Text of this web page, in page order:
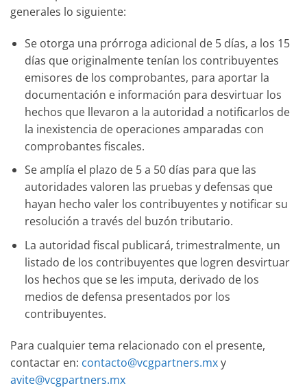
generales lo siguiente:
Se otorga una prórroga adicional de 5 días, a los 15
días que originalmente tenían los contribuyentes
emisores de los comprobantes, para aportar la
documentación e información para desvirtuar los
hechos que llevaron a la autoridad a notificarlos de
la inexistencia de operaciones amparadas con
comprobantes fiscales.
Se amplía el plazo de 5 a 50 días para que las
autoridades valoren las pruebas y defensas que
hayan hecho valer los contribuyentes y notificar su
resolución a través del buzón tributario.
La autoridad fiscal publicará, trimestralmente, un
listado de los contribuyentes que logren desvirtuar
los hechos que se les imputa, derivado de los
medios de defensa presentados por los
contribuyentes.
Para cualquier tema relacionado con el presente,
contactar en: contacto@vcgpartners.mxy
avite@vcgpartners.mx